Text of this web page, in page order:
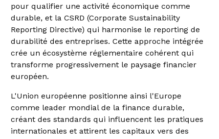
pour qualifier une activité économique comme
durable, et la CSRD (Corporate Sustainability
Reporting Directive) qui harmonise le reporting de
durabilité des entreprises. Cette approche intégrée
crée un écosystème réglementaire cohérent qui
transforme progressivement le paysage financier
européen.
L'Union européenne positionne ainsi l'Europe
comme leader mondial de la finance durable,
créant des standards qui influencent les pratiques
internationales et attirent les capitaux vers des